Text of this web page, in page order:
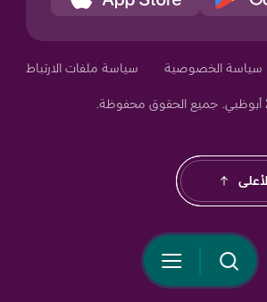
سياسة الخصوصية سياسة ملفات الارتباطYour Privacy Choices